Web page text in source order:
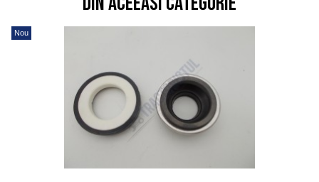
Nou